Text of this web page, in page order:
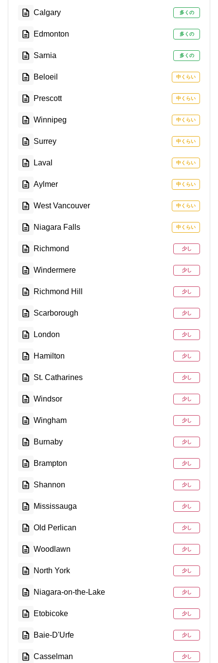
Calgary 多くの
Edmonton 多くの
Sarnia 多くの
Beloeil 中くらい
Prescott 中くらい
Winnipeg 中くらい
Surrey 中くらい
Laval 中くらい
Aylmer 中くらい
West Vancouver 中くらい
Niagara Falls 中くらい
Richmond 少し
Windermere 少し
Richmond Hill 少し
Scarborough 少し
London 少し
Hamilton 少し
St. Catharines 少し
Windsor 少し
Wingham 少し
Burnaby 少し
Brampton 少し
Shannon 少し
Mississauga 少し
Old Perlican 少し
Woodlawn 少し
North York 少し
Niagara-on-the-Lake 少し
Etobicoke 少し
Baie-D'Urfe 少し
Casselman 少し